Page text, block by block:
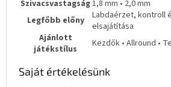
Szivacsvastagság1,8 mm • 2,0 mm
Legfőbb előny
Labdaérzet, kontroll
elsajátítása
Ajánlott
játékstílus
Kezdők • Allround •
Saját értékelésünk